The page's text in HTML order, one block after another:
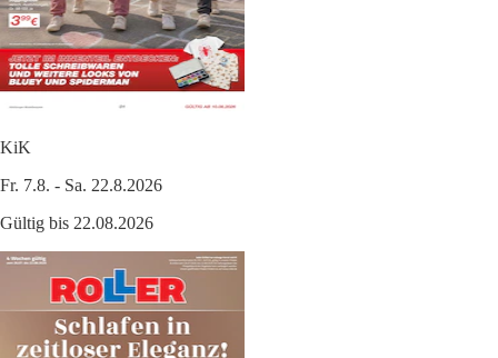
KiK
Fr. 7.8. - Sa. 22.8.2026
Gültig bis 22.08.2026